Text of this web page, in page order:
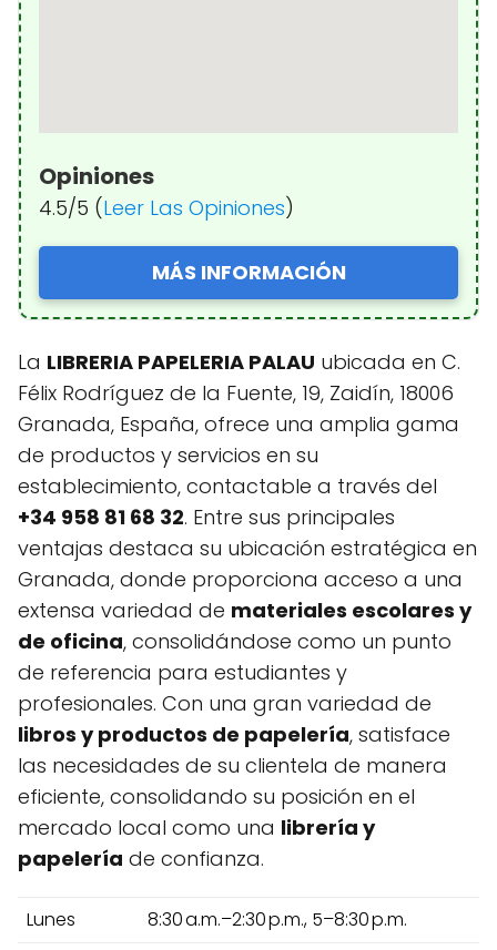
Opiniones
4.5/5 (Leer Las Opiniones)
MÁS INFORMACIÓN
La LIBRERIA PAPELERIA PALAU ubicada en C.
Félix Rodríguez de la Fuente, 19, Zaidín, 18006
Granada, España, ofrece una amplia gama
de productos y servicios en su
establecimiento, contactable a través del
+34 958 81 68 32. Entre sus principales
ventajas destaca su ubicación estratégica en
Granada, donde proporciona acceso a una
extensa variedad de materiales escolares y
de oficina, consolidándose como un punto
de referencia para estudiantes y
profesionales. Con una gran variedad de
libros y productos de papelería, satisface
las necesidades de su clientela de manera
eficiente, consolidando su posición en el
mercado local como una librería y
papelería de confianza.
Lunes
8:30 a.m.–2:30 p.m., 5–8:30 p.m.